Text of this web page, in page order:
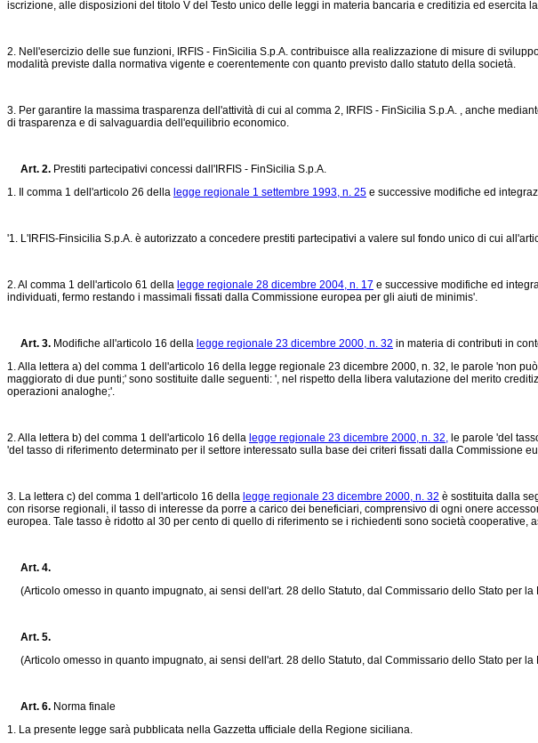
iscrizione, alle disposizioni del titolo V del Testo unico delle leggi in materia bancaria e creditizia ed
2. Nell'esercizio delle sue funzioni, IRFIS - FinSicilia S.p.A. contribuisce alla realizzazione di misure di
modalità previste dalla normativa vigente e coerentemente con quanto previsto dallo statuto della società.
3. Per garantire la massima trasparenza dell'attività di cui al comma 2, IRFIS - FinSicilia S.p.A. , anche
di trasparenza e di salvaguardia dell'equilibrio economico.
Art. 2. Prestiti partecipativi concessi dall'IRFIS - FinSicilia S.p.A.
1. Il comma 1 dell'articolo 26 della legge regionale 1 settembre 1993, n. 25 e successive modifiche ed
'1. L'IRFIS-Finsicilia S.p.A. è autorizzato a concedere prestiti partecipativi a valere sul fondo unico di cui
2. Al comma 1 dell'articolo 61 della legge regionale 28 dicembre 2004, n. 17 e successive modifiche ed
individuati, fermo restando i massimali fissati dalla Commissione europea per gli aiuti de minimis'.
Art. 3. Modifiche all'articolo 16 della legge regionale 23 dicembre 2000, n. 32 in materia di contributi in
1. Alla lettera a) del comma 1 dell'articolo 16 della legge regionale 23 dicembre 2000, n. 32, le parole 'non
maggiorato di due punti;' sono sostituite dalle seguenti: ', nel rispetto della libera valutazione del merito
operazioni analoghe;'.
2. Alla lettera b) del comma 1 dell'articolo 16 della legge regionale 23 dicembre 2000, n. 32, le parole 'del
'del tasso di riferimento determinato per il settore interessato sulla base dei criteri fissati dalla Commissione
3. La lettera c) del comma 1 dell'articolo 16 della legge regionale 23 dicembre 2000, n. 32 è sostituita dalla
con risorse regionali, il tasso di interesse da porre a carico dei beneficiari, comprensivo di ogni onere
europea. Tale tasso è ridotto al 30 per cento di quello di riferimento se i richiedenti sono società cooperative,
Art. 4.
(Articolo omesso in quanto impugnato, ai sensi dell'art. 28 dello Statuto, dal Commissario dello Stato per la
Art. 5.
(Articolo omesso in quanto impugnato, ai sensi dell'art. 28 dello Statuto, dal Commissario dello Stato per la
Art. 6. Norma finale
1. La presente legge sarà pubblicata nella Gazzetta ufficiale della Regione siciliana.